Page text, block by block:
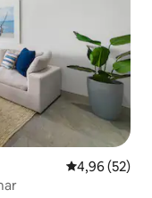
Classificação
4,96 (52)